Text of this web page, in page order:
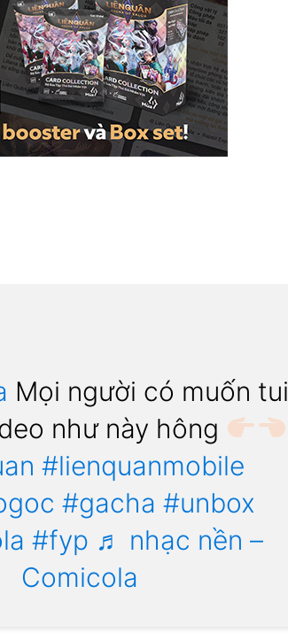
Mọi người có muốn tui
như này hông
#lienquanmobile
#gacha #unbox
#fyp ♬ nhạc nền –
Comicola